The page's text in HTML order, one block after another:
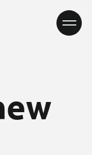
ew